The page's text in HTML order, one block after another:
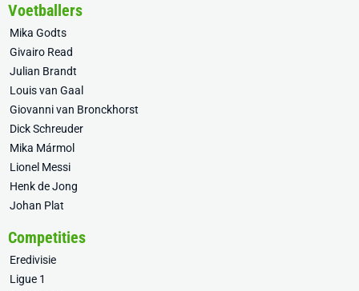
Voetballers
Mika Godts
Givairo Read
Julian Brandt
Louis van Gaal
Giovanni van Bronckhorst
Dick Schreuder
Mika Mármol
Lionel Messi
Henk de Jong
Johan Plat
Competities
Eredivisie
Ligue 1